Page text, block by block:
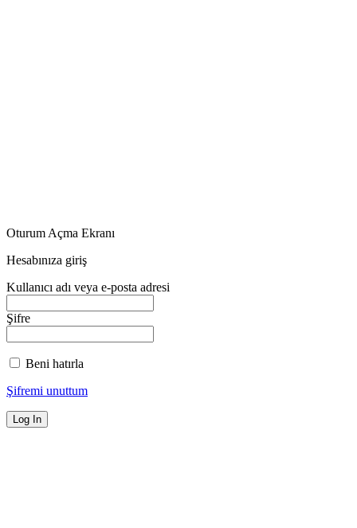
Oturum Açma Ekranı
Hesabınıza giriş
Kullanıcı adı veya e-posta adresi
Şifre
Beni hatırla
Şifremi unuttum